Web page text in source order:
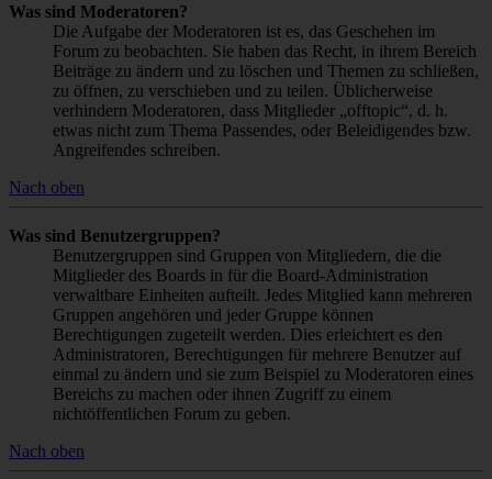
Was sind Moderatoren?
Die Aufgabe der Moderatoren ist es, das Geschehen im
Forum zu beobachten. Sie haben das Recht, in ihrem Bereich
Beiträge zu ändern und zu löschen und Themen zu schließen,
zu öffnen, zu verschieben und zu teilen. Üblicherweise
verhindern Moderatoren, dass Mitglieder „offtopic“, d. h.
etwas nicht zum Thema Passendes, oder Beleidigendes bzw.
Angreifendes schreiben.
Nach oben
Was sind Benutzergruppen?
Benutzergruppen sind Gruppen von Mitgliedern, die die
Mitglieder des Boards in für die Board-Administration
verwaltbare Einheiten aufteilt. Jedes Mitglied kann mehreren
Gruppen angehören und jeder Gruppe können
Berechtigungen zugeteilt werden. Dies erleichtert es den
Administratoren, Berechtigungen für mehrere Benutzer auf
einmal zu ändern und sie zum Beispiel zu Moderatoren eines
Bereichs zu machen oder ihnen Zugriff zu einem
nichtöffentlichen Forum zu geben.
Nach oben